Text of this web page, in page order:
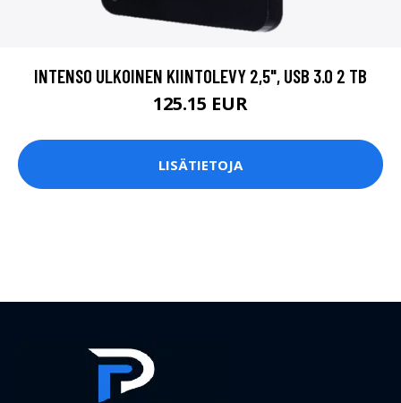
INTENSO ULKOINEN KIINTOLEVY 2,5", USB 3.0 2 TB
125.15 EUR
LISÄTIETOJA